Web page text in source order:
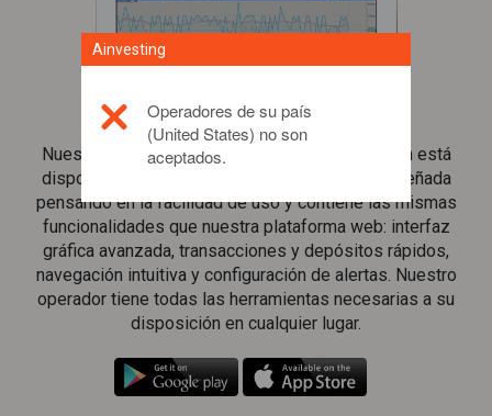
Aplicación de trading para tablets
Nuestra plataforma de trading avanzada también está
disponible para tablet. La aplicación ha sido diseñada
pensando en la facilidad de uso y contiene las mismas
funcionalidades que nuestra plataforma web: interfaz
gráfica avanzada, transacciones y depósitos rápidos,
navegación intuitiva y configuración de alertas. Nuestro
operador tiene todas las herramientas necesarias a su
disposición en cualquier lugar.
Ainvesting
Operadores de su país
(United States) no son
aceptados.